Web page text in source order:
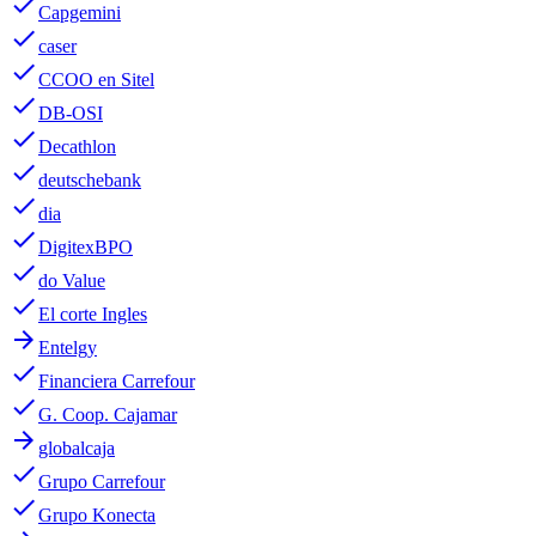
Capgemini
donecaser
doneCCOO en Sitel
doneDB-OSI
doneDecathlon
donedeutschebank
donedia
doneDigitexBPO
donedo Value
doneEl corte Ingles
arrow_forward Entelgy
doneFinanciera Carrefour
doneG. Coop. Cajamar
arrow_forward globalcaja
doneGrupo Carrefour
doneGrupo Konecta